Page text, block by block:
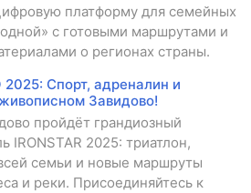
платформу для семейных
с готовыми маршрутами и
о регионах страны.
2025: Спорт, адреналин и
Завидово!
пройдёт грандиозный
IRONSTAR 2025: триатлон,
семьи и новые маршруты
и реки. Присоединяйтесь к